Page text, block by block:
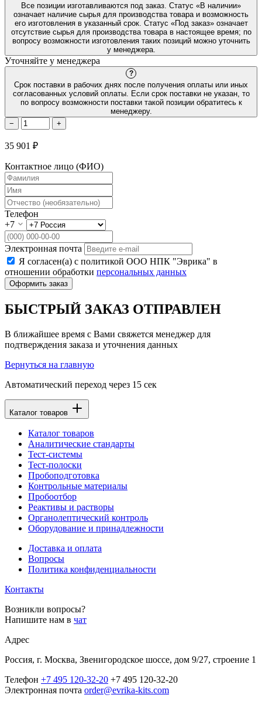
Все позиции изготавливаются под заказ. Статус «В наличии»
означает наличие сырья для производства товара и возможность
его изготовления в указанный срок. Статус «Под заказ» означает
отсутствие сырья для производства товара в настоящее время; по
вопросу возможности изготовления таких позиций можно уточнить
у менеджера.
Уточняйте у менеджера
?
Срок поставки в рабочих днях после получения оплаты или иных
согласованных условий оплаты. Если срок поставки не указан, то
по вопросу возможности поставки такой позиции обратитесь к
менеджеру.
−
+
35 901 ₽
Контактное лицо (ФИО)
Телефон
+7
Электронная почта
Я согласен(а) с политикой ООО НПК "Эврика" в
отношении обработки персональных данных
Оформить заказ
БЫСТРЫЙ ЗАКАЗ ОТПРАВЛЕН
В ближайшее время с Вами свяжется менеджер для
подтверждения заказа и уточнения данных
Вернуться на главную
Автоматический переход через 15 сек
Каталог товаров
Каталог товаров
Аналитические стандарты
Тест-системы
Тест-полоски
Пробоподготовка
Контрольные материалы
Пробоотбор
Реактивы и растворы
Органолептический контроль
Оборудование и принадлежности
Доставка и оплата
Вопросы
Политика конфиденциальности
Контакты
Возникли вопросы?
Напишите нам в чат
Адрес
Россия, г. Москва, Звенигородское шоссе, дом 9/27, строение 1
Телефон +7 495 120-32-20 +7 495 120-32-20
Электронная почта order@evrika-kits.com